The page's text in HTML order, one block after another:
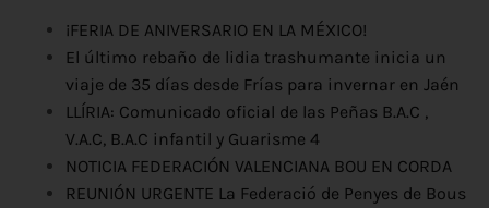
¡FERIA DE ANIVERSARIO EN LA MÉXICO!
El último rebaño de lidia trashumante inicia un
viaje de 35 días desde Frías para invernar en Jaén
LLÍRIA: Comunicado oficial de las Peñas B.A.C ,
V.A.C, B.A.C infantil y Guarisme 4
NOTICIA FEDERACIÓN VALENCIANA BOU EN CORDA
REUNIÓN URGENTE La Federació de Penyes de Bous